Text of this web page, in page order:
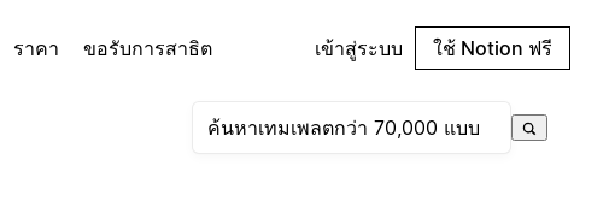
ราคา ขอรับการสาธิต เข้าสู่ระบบ ใช้ Notion ฟรี